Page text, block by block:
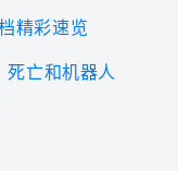
精彩速览
亡和机器人